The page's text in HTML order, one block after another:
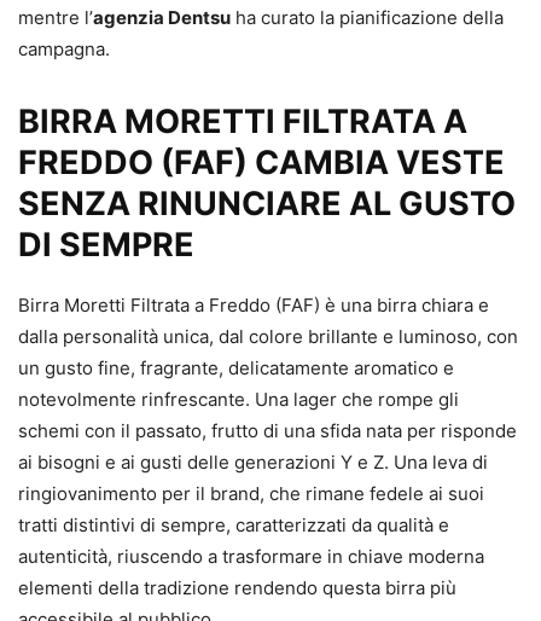
mentre l’agenzia Dentsu ha curato la pianificazione della
campagna.
BIRRA MORETTI FILTRATA A
FREDDO (FAF) CAMBIA VESTE
SENZA RINUNCIARE AL GUSTO
DI SEMPRE
Birra Moretti Filtrata a Freddo (FAF) è una birra chiara e
dalla personalità unica, dal colore brillante e luminoso, con
un gusto fine, fragrante, delicatamente aromatico e
notevolmente rinfrescante. Una lager che rompe gli
schemi con il passato, frutto di una sfida nata per risponde
ai bisogni e ai gusti delle generazioni Y e Z. Una leva di
ringiovanimento per il brand, che rimane fedele ai suoi
tratti distintivi di sempre, caratterizzati da qualità e
autenticità, riuscendo a trasformare in chiave moderna
elementi della tradizione rendendo questa birra più